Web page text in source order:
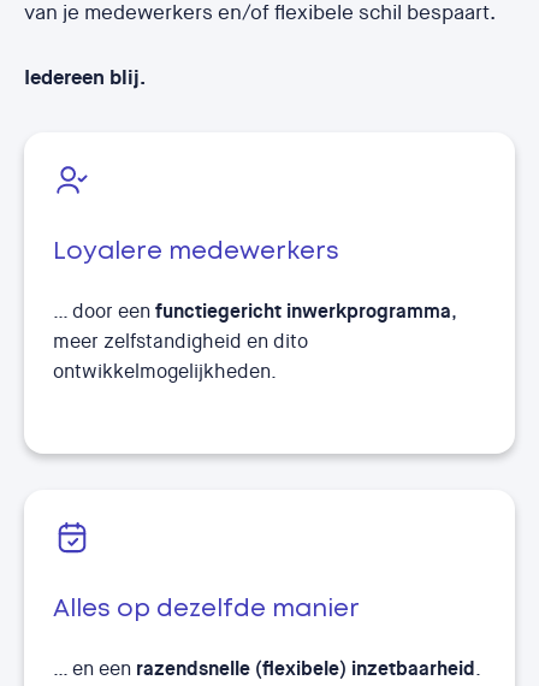
van je medewerkers en/of flexibele schil bespaart.
Iedereen blij.
Loyalere medewerkers
… door eenfunctiegericht inwerkprogramma,
meer zelfstandigheid en dito
ontwikkelmogelijkheden.
Alles op dezelfde manier
… en een razendsnelle (flexibele) inzetbaarheid.